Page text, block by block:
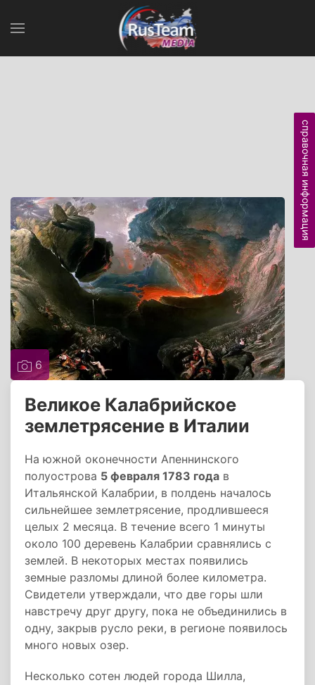
6
Великое Калабрийское
землетрясение в Италии
На южной оконечности Апеннинского
полуострова 5 февраля 1783 года в
Итальянской Калабрии, в полдень началось
сильнейшее землетрясение, продлившееся
целых 2 месяца. В течение всего 1 минуты
около 100 деревень Калабрии сравнялись с
землей. В некоторых местах появились
земные разломы длиной более километра.
Свидетели утверждали, что две горы шли
навстречу друг другу, пока не объединились в
одну, закрыв русло реки, в регионе появилось
много новых озер.
Несколько сотен людей города Шилла,
справочная информация